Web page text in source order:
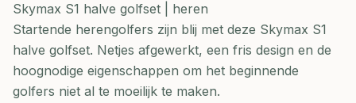
Skymax S1 halve golfset | heren
Startende herengolfers zijn blij met deze Skymax S1
halve golfset. Netjes afgewerkt, een fris design en de
hoognodige eigenschappen om het beginnende
golfers niet al te moeilijk te maken.